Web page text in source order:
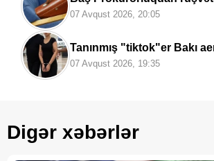
vəzifəli şəxslərlə bağlı
07 Avqust 2026, 20:05
Tanınmış "tiktok"er Bakı
saxlanıldı -FOTO
07 Avqust 2026, 19:35
Digər xəbərlər